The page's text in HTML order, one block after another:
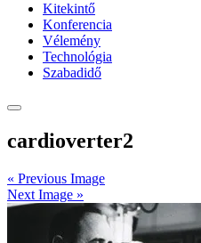
Kitekintő
Konferencia
Vélemény
Technológia
Szabadidő
cardioverter2
« Previous Image
Next Image »